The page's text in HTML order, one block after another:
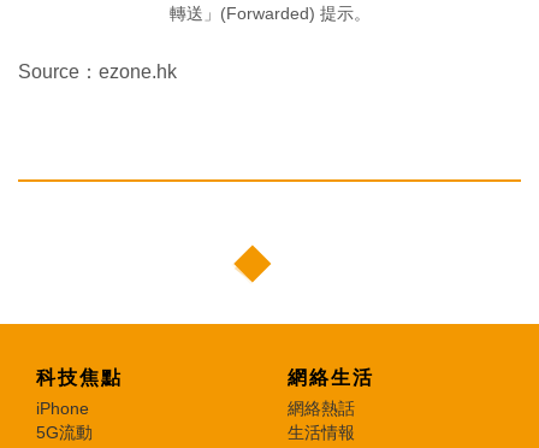
轉送」(Forwarded) 提示。
Source：ezone.hk
科技焦點
iPhone
5G流動
網絡生活
網絡熱話
生活情報